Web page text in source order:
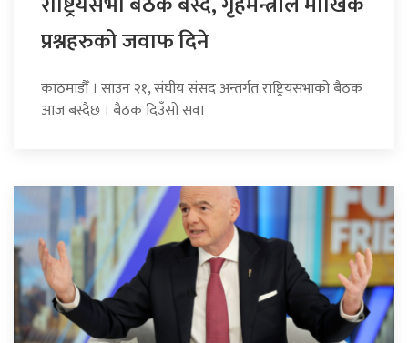
प्रश्नहरुको जवाफ दिने
काठमाडौँ । साउन २१, संघीय संसद अन्तर्गत राष्ट्रियसभाको बैठक
आज बस्दैछ । बैठक दिउँसो सवा